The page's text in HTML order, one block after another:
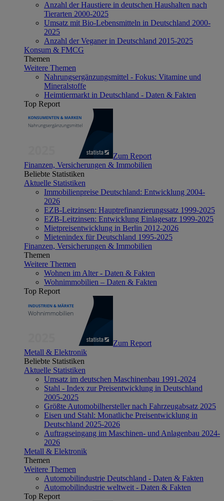
Anzahl der Haustiere in deutschen Haushalten nach
Tierarten 2000-2025
Umsatz mit Bio-Lebensmitteln in Deutschland 2000-
2025
Anzahl der Veganer in Deutschland 2015-2025
Konsum & FMCG
Themen
Weitere Themen
Nahrungsergänzungsmittel - Fokus: Vitamine und
Mineralstoffe
Heimtiermarkt in Deutschland - Daten & Fakten
Top Report
Zum Report
Finanzen, Versicherungen & Immobilien
Beliebte Statistiken
Aktuelle Statistiken
Immobilienpreise Deutschland: Entwicklung 2004-
2026
EZB-Leitzinsen: Hauptrefinanzierungssatz 1999-2025
EZB-Leitzinsen: Entwicklung Einlagesatz 1999-2025
Mietpreisentwicklung in Berlin 2012-2026
Mietenindex für Deutschland 1995-2025
Finanzen, Versicherungen & Immobilien
Themen
Weitere Themen
Wohnen im Alter - Daten & Fakten
Wohnimmobilien – Daten & Fakten
Top Report
Zum Report
Metall & Elektronik
Beliebte Statistiken
Aktuelle Statistiken
Umsatz im deutschen Maschinenbau 1991-2024
Stahl - Index zur Preisentwicklung in Deutschland
2005-2025
Größte Automobilhersteller nach Fahrzeugabsatz 2025
Eisen und Stahl: Monatliche Preisentwicklung in
Deutschland 2025-2026
Auftragseingang im Maschinen- und Anlagenbau 2024-
2026
Metall & Elektronik
Themen
Weitere Themen
Automobilindustrie Deutschland - Daten & Fakten
Automobilindustrie weltweit - Daten & Fakten
Top Report